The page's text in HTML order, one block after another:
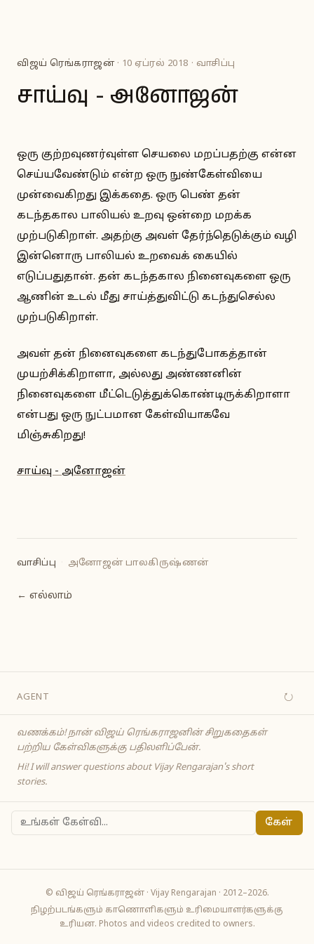
விஜய் ரெங்கராஜன்· 10 ஏப்ரல் 2018 · வாசிப்பு
சாய்வு - அனோஜன்
ஒரு குற்றவுணர்வுள்ள செயலை மறப்பதற்கு என்ன
செய்யவேண்டும் என்ற ஒரு நுண்கேள்வியை
முன்வைகிறது இக்கதை. ஒரு பெண் தன்
கடந்தகால பாலியல் உறவு ஒன்றை மறக்க
முற்படுகிறாள். அதற்கு அவள் தேர்ந்தெடுக்கும் வழி
இன்னொரு பாலியல் உறவைக் கையில்
எடுப்பதுதான். தன் கடந்தகால நினைவுகளை ஒரு
ஆணின் உடல் மீது சாய்த்துவிட்டு கடந்துசெல்ல
முற்படுகிறாள்.
அவள் தன் நினைவுகளை கடந்துபோகத்தான்
முயற்சிக்கிறாளா, அல்லது அண்ணனின்
நினைவுகளை மீட்டெடுத்துக்கொண்டிருக்கிறாளா
என்பது ஒரு நுட்பமான கேள்வியாகவே
மிஞ்சுகிறது!
சாய்வு - அனோஜன்
வாசிப்பு அனோஜன் பாலகிருஷ்ணன்
← எல்லாம்
AGENT ↻
வணக்கம்! நான் விஜய் ரெங்கராஜனின் சிறுகதைகள்
பற்றிய கேள்விகளுக்கு பதிலளிப்பேன்.
Hi! I will answer questions about Vijay Rengarajan's short
stories.
கேள்
© விஜய் ரெங்கராஜன் · Vijay Rengarajan · 2012–2026.
நிழற்படங்களும் காணொளிகளும் உரிமையாளர்களுக்கு
உரியன. Photos and videos credited to owners.